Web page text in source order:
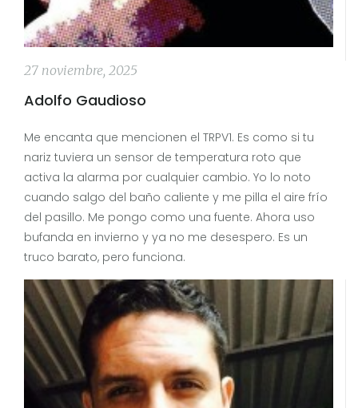
27 noviembre, 2025
Adolfo Gaudioso
Me encanta que mencionen el TRPV1. Es como si tu
nariz tuviera un sensor de temperatura roto que
activa la alarma por cualquier cambio. Yo lo noto
cuando salgo del baño caliente y me pilla el aire frío
del pasillo. Me pongo como una fuente. Ahora uso
bufanda en invierno y ya no me desespero. Es un
truco barato, pero funciona.